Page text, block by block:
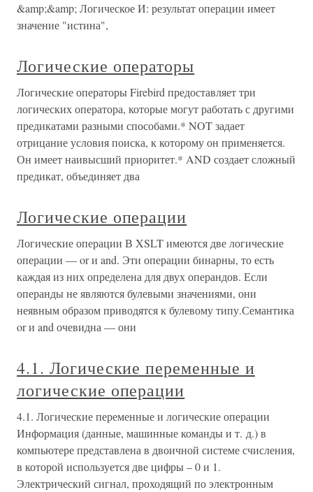
&amp;&amp; Логическое И: результат операции имеет
значение "истина",
Логические операторы
Логические операторы Firebird предоставляет три
логических оператора, которые могут работать с другими
предикатами разными способами.* NOT задает
отрицание условия поиска, к которому он применяется.
Он имеет наивысший приоритет.* AND создает сложный
предикат, объединяет два
Логические операции
Логические операции В XSLT имеются две логические
операции — or и and. Эти операции бинарны, то есть
каждая из них определена для двух операндов. Если
операнды не являются булевыми значениями, они
неявным образом приводятся к булевому типу.Семантика
or и and очевидна — они
4.1. Логические переменные и
логические операции
4.1. Логические переменные и логические операции
Информация (данные, машинные команды и т. д.) в
компьютере представлена в двоичной системе счисления,
в которой используется две цифры – 0 и 1.
Электрический сигнал, проходящий по электронным